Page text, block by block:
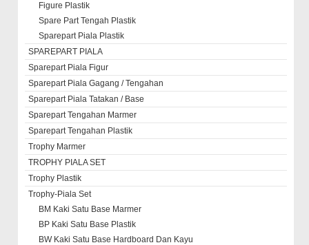
Figure Plastik
Spare Part Tengah Plastik
Sparepart Piala Plastik
SPAREPART PIALA
Sparepart Piala Figur
Sparepart Piala Gagang / Tengahan
Sparepart Piala Tatakan / Base
Sparepart Tengahan Marmer
Sparepart Tengahan Plastik
Trophy Marmer
TROPHY PIALA SET
Trophy Plastik
Trophy-Piala Set
BM Kaki Satu Base Marmer
BP Kaki Satu Base Plastik
BW Kaki Satu Base Hardboard Dan Kayu